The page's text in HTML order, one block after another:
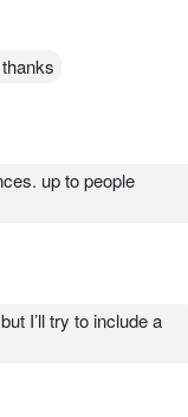
up to people
I’ll try to include a